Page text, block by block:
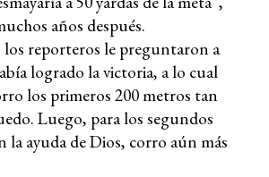
años después.
reporteros le preguntaron a
logrado la victoria, a lo cual
los primeros 200 metros tan
Luego, para los segundos
la ayuda de Dios, corro aún más